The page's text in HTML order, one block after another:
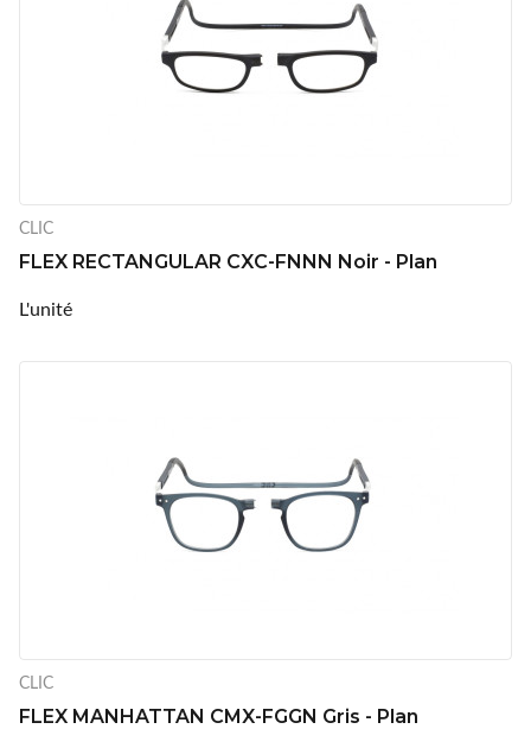
CLIC
FLEX RECTANGULAR CXC-FNNN Noir - Plan
L'unité
CLIC
FLEX MANHATTAN CMX-FGGN Gris - Plan